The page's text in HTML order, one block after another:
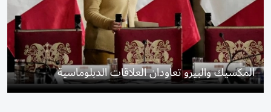
المكسيك والبيرو تعاودان العلاقات الدبلوماسية